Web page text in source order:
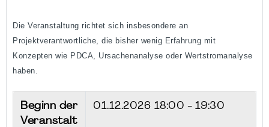
Die Veranstaltung richtet sich insbesondere an
Projektverantwortliche, die bisher wenig Erfahrung mit
Konzepten wie PDCA, Ursachenanalyse oder Wertstromanalyse
haben.
Beginn der
Veranstalt
01.12.2026 18:00 - 19:30